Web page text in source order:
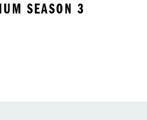
SEASON 3